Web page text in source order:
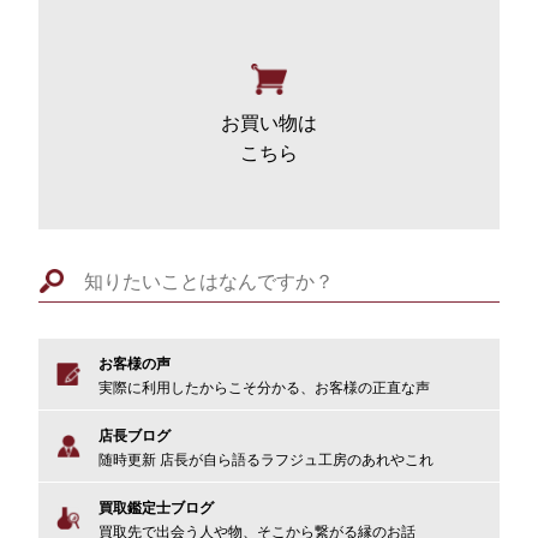
お買い物は
こちら
お客様の声
実際に利用したからこそ分かる、お客様の正直な声
店長ブログ
随時更新 店長が自ら語るラフジュ工房のあれやこれ
買取鑑定士ブログ
買取先で出会う人や物、そこから繋がる縁のお話